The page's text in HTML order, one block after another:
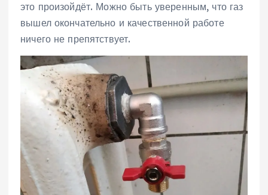
это произойдёт. Можно быть уверенным, что газ
вышел окончательно и качественной работе
ничего не препятствует.